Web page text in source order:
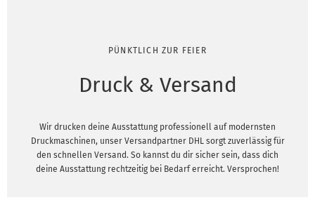
PÜNKTLICH ZUR FEIER
Druck & Versand
Wir drucken deine Ausstattung professionell auf modernsten
Druckmaschinen, unser Versandpartner DHL sorgt zuverlässig für
den schnellen Versand. So kannst du dir sicher sein, dass dich
deine Ausstattung rechtzeitig bei Bedarf erreicht. Versprochen!